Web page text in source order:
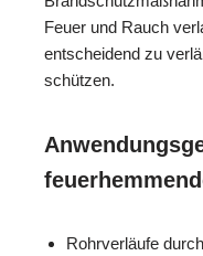
Feuer und Rauch
entscheidend zu
schützen.
Rohrverläufe